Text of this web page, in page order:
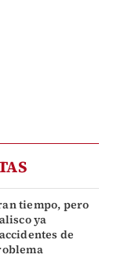
tiempo, pero
ya
de